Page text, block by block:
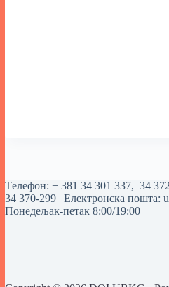
Tелефон: + 381 34 301 337, 34
34 370-299 | Електронска пошта:
Понедељак-петак 8:00/19:00